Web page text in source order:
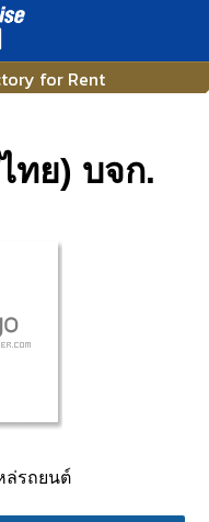
for Rent
ทย) บจก.
ล่รถยนต์